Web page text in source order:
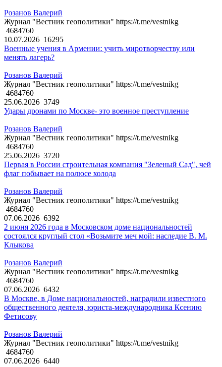
Розанов Валерий
Журнал "Вестник геополитики" https://t.me/vestnikg
4684760
10.07.2026 16295
Военные учения в Армении: учить миротворчеству или
менять лагерь?
Розанов Валерий
Журнал "Вестник геополитики" https://t.me/vestnikg
4684760
25.06.2026 3749
Удары дронами по Москве- это военное преступление
Розанов Валерий
Журнал "Вестник геополитики" https://t.me/vestnikg
4684760
25.06.2026 3720
Первая в России строительная компания "Зеленый Сад", чей
флаг побывает на полюсе холода
Розанов Валерий
Журнал "Вестник геополитики" https://t.me/vestnikg
4684760
07.06.2026 6392
2 июня 2026 года в Московском доме национальностей
состоялся круглый стол «Возьмите меч мой: наследие В. М.
Клыкова
Розанов Валерий
Журнал "Вестник геополитики" https://t.me/vestnikg
4684760
07.06.2026 6432
В Москве, в Доме национальностей, наградили известного
общественного деятеля, юриста-международника Ксению
Фетисову
Розанов Валерий
Журнал "Вестник геополитики" https://t.me/vestnikg
4684760
07.06.2026 6440